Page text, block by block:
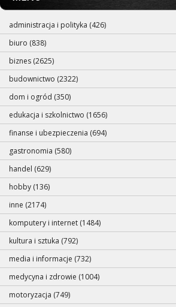
administracja i polityka (426)
biuro (838)
biznes (2625)
budownictwo (2322)
dom i ogród (350)
edukacja i szkolnictwo (1656)
finanse i ubezpieczenia (694)
gastronomia (580)
handel (629)
hobby (136)
inne (2174)
komputery i internet (1484)
kultura i sztuka (792)
media i informacje (732)
medycyna i zdrowie (1004)
motoryzacja (749)